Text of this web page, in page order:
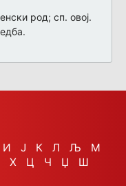
род; сп. овој.
И Ј К Л Љ
М
Х Ц Ч Џ Ш